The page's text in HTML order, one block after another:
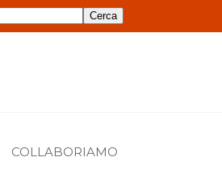
Cerca
COLLABORIAMO